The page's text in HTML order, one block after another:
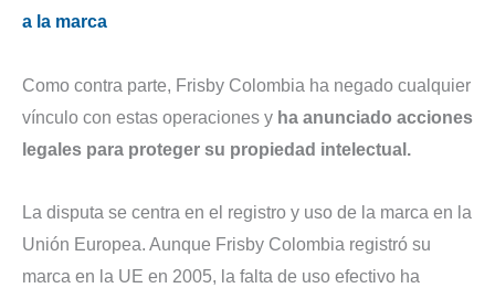
a la marca
Como contra parte, Frisby Colombia ha negado cualquier
vínculo con estas operaciones y ha anunciado acciones
legales para proteger su propiedad intelectual.
La disputa se centra en el registro y uso de la marca en la
Unión Europea. Aunque Frisby Colombia registró su
marca en la UE en 2005, la falta de uso efectivo ha